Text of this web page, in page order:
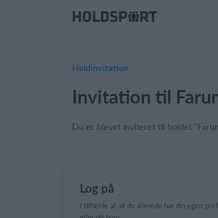
Holdinvitation
Invitation til
Du er blevet inviteret til holdet
Log på
I tilfælde af, at du allerede har din egen